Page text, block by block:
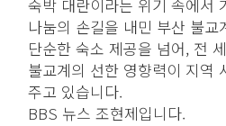
숙박 대란이라는 위기 속에서
나눔의 손길을 내민 부산 불교
단순한 숙소 제공을 넘어, 전
불교계의 선한 영향력이 지역
주고 있습니다.
BBS 뉴스 조현제입니다.